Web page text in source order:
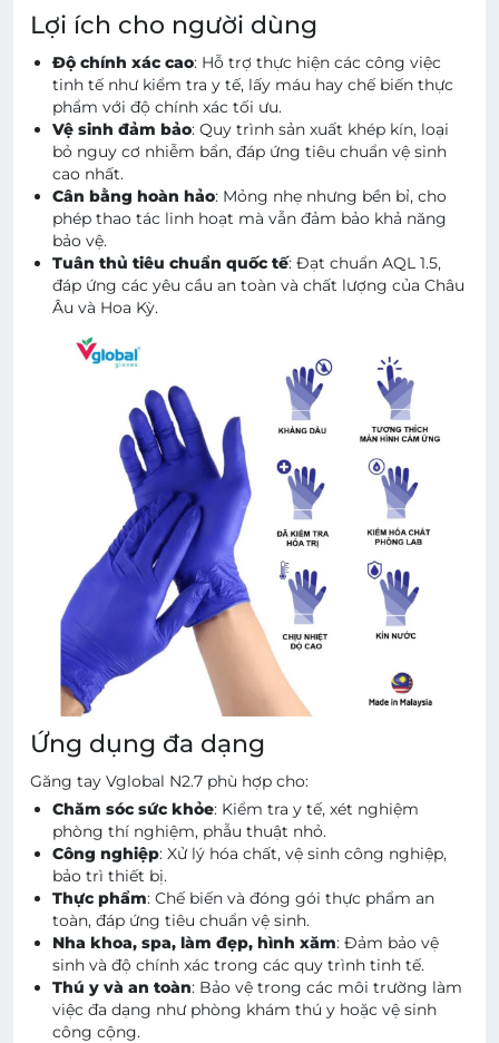
Lợi ích cho người dùng
Độ chính xác cao: Hỗ trợ thực hiện các công việc
tinh tế như kiểm tra y tế, lấy máu hay chế biến thực
phẩm với độ chính xác tối ưu.
Vệ sinh đảm bảo: Quy trình sản xuất khép kín, loại
bỏ nguy cơ nhiễm bẩn, đáp ứng tiêu chuẩn vệ sinh
cao nhất.
Cân bằng hoàn hảo: Mỏng nhẹ nhưng bền bỉ, cho
phép thao tác linh hoạt mà vẫn đảm bảo khả năng
bảo vệ.
Tuân thủ tiêu chuẩn quốc tế: Đạt chuẩn AQL 1.5,
đáp ứng các yêu cầu an toàn và chất lượng của Châu
Âu và Hoa Kỳ.
Ứng dụng đa dạng
Găng tay Vglobal N2.7 phù hợp cho:
Chăm sóc sức khỏe: Kiểm tra y tế, xét nghiệm
phòng thí nghiệm, phẫu thuật nhỏ.
Công nghiệp: Xử lý hóa chất, vệ sinh công nghiệp,
bảo trì thiết bị.
Thực phẩm: Chế biến và đóng gói thực phẩm an
toàn, đáp ứng tiêu chuẩn vệ sinh.
Nha khoa, spa, làm đẹp, hình xăm: Đảm bảo vệ
sinh và độ chính xác trong các quy trình tinh tế.
Thú y và an toàn: Bảo vệ trong các môi trường làm
việc đa dạng như phòng khám thú y hoặc vệ sinh
công cộng.